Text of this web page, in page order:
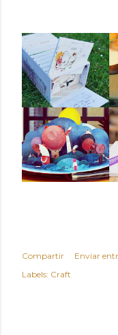
Compartir
Enviar
Labels: Craft